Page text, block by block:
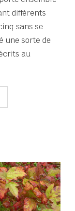
différents
sans se
une sorte de
au
FRAGILE